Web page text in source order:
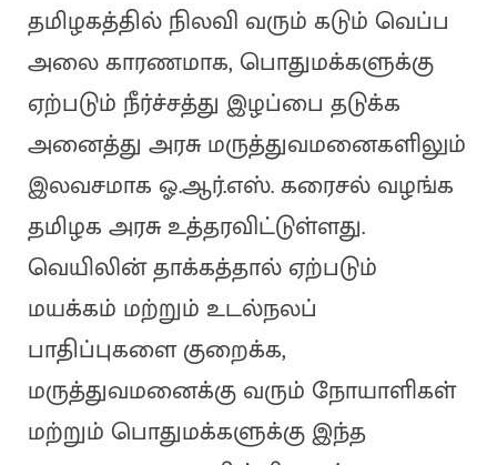
தமிழகத்தில் நிலவி வரும் கடும் வெப்ப
அலை காரணமாக, பொதுமக்களுக்கு
ஏற்படும் நீர்ச்சத்து இழப்பை தடுக்க
அனைத்து அரசு மருத்துவமனைகளிலும்
இலவசமாக ஓ.ஆர்.எஸ். கரைசல் வழங்க
தமிழக அரசு உத்தரவிட்டுள்ளது.
வெயிலின் தாக்கத்தால் ஏற்படும்
மயக்கம் மற்றும் உடல்நலப்
பாதிப்புகளை குறைக்க,
மருத்துவமனைக்கு வரும் நோயாளிகள்
மற்றும் பொதுமக்களுக்கு இந்த